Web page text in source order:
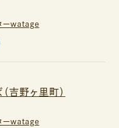
ーwatage
吉野ヶ里町）
ーwatage